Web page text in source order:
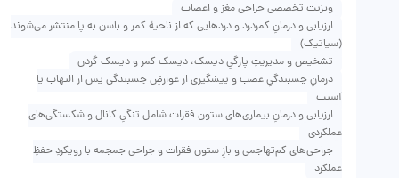
ویزیت تخصصی جراحی مغز و اعصاب
ارزیابی و درمانِ کمردرد و دردهایی که از ناحیهٔ کمر و باسن به پا منتشر می‌شوند
(سیاتیک)
تشخیص و مدیریتِ پارگیِ دیسک، دیسک کمر و دیسک گردن
درمانِ چسبندگیِ عصب و پیشگیری از عوارضِ چسبندگی پس از التهاب یا
آسیب
ارزیابی و درمانِ بیماری‌های ستون فقرات شامل تنگیِ کانال و شکستگی‌های
عملکردی
جراحی‌های کم‌تهاجمی و بازِ ستون فقرات و جراحی جمجمه با رویکردِ حفظِ
عملکرد